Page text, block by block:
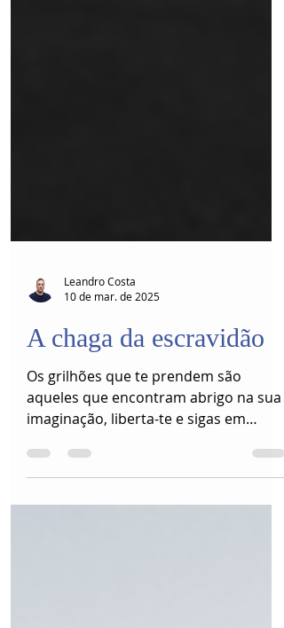
10 de mar. de 2025
A chaga da escravidão
Os grilhões que te prendem são
imaginação, liberta-te e sigas em
frente.